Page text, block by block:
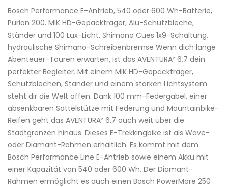
Bosch Performance E-Antrieb, 540 oder 600 Wh-Batterie,
Purion 200. MIK HD-Gepäckträger, Alu-Schutzbleche,
Ständer und 100 Lux-Licht. Shimano Cues 1x9-Schaltung,
hydraulische Shimano-Schreibenbremse Wenn dich lange
Abenteuer-Touren erwarten, ist das AVENTURA² 6.7 dein
perfekter Begleiter. Mit einem MIK HD-Gepäckträger,
Schutzblechen, Ständer und einem starken Lichtsystem
steht dir die Welt offen. Dank 100 mm-Federgabel, einer
absenkbaren Sattelstütze mit Federung und Mountainbike-
Reifen geht das AVENTURA² 6.7 auch weit über die
Stadtgrenzen hinaus. Dieses E-Trekkingbike ist als Wave-
oder Diamant-Rahmen erhältlich. Es kommt mit dem
Bosch Performance Line E-Antrieb sowie einem Akku mit
einer Kapazität von 540 oder 600 Wh. Der Diamant-
Rahmen ermöglicht es auch einen Bosch PowerMore 250